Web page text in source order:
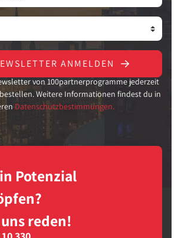
ANMELDEN
von 100partnerprogramme jederzeit
Weitere Informationen findest du in
Datenschutzbestimmungen.
Potenzial
reden!